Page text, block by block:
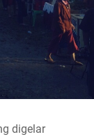
digelar